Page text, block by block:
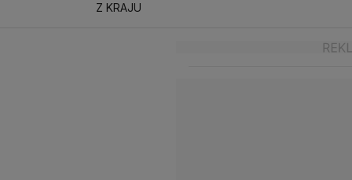
Z KRAJU